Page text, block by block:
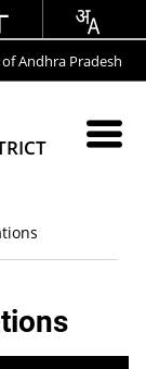
Andhra Pradesh